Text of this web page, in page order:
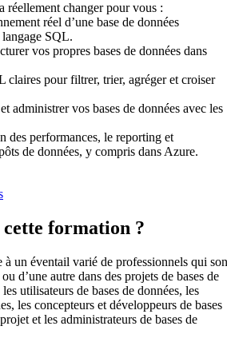
réellement changer pour vous :
réel d’une base de données
SQL.
vos propres bases de données dans
claires pour filtrer, trier, agréger et croiser
administrer vos bases de données avec les
des performances, le reporting et
de données, y compris dans Azure.
cette formation ?
à un éventail varié de professionnels qui
d’une autre dans des projets de bases de
utilisateurs de bases de données, les
les concepteurs et développeurs de bases
et les administrateurs de bases de